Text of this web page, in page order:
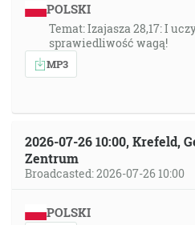
POLSKI
Temat: Izajasza 28,17: I
sprawiedliwość wagą!
MP3
2026-07-26 10:00, Krefeld,
Zentrum
Broadcasted: 2026-07-26 10:00
POLSKI